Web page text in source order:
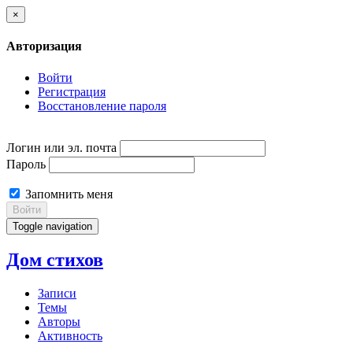
×
Авторизация
Войти
Регистрация
Восстановление пароля
Логин или эл. почта
Пароль
Запомнить меня
Войти
Toggle navigation
Дом стихов
Записи
Темы
Авторы
Активность